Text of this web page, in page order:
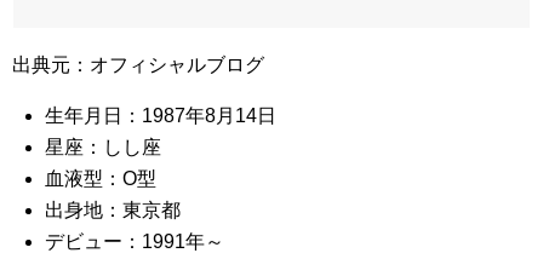
出典元：オフィシャルブログ
生年月日：1987年8月14日
星座：しし座
血液型：O型
出身地：東京都
デビュー：1991年～